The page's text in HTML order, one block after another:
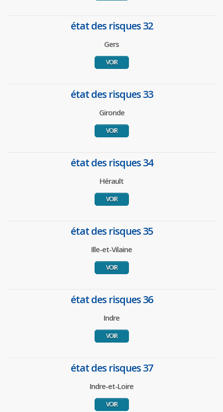
état des risques 32
Gers
VOIR
état des risques 33
Gironde
VOIR
état des risques 34
Hérault
VOIR
état des risques 35
Ille-et-Vilaine
VOIR
état des risques 36
Indre
VOIR
état des risques 37
Indre-et-Loire
VOIR